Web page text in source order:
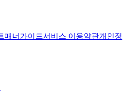
매너가이드서비스 이용약관개인정